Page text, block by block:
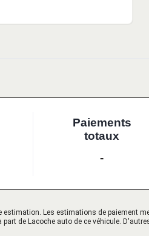
Paiements
totaux
-
Les estimations de paiement
de Lacoche auto de ce véhicule.